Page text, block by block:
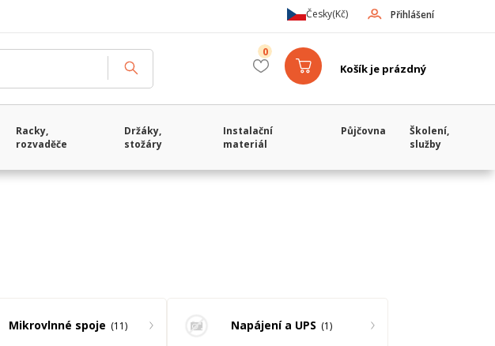
Přihlášení
Česky(Kč)
Košík je prázdný
0
Racky,
rozvaděče
Držáky,
stožáry
Instalační
materiál
Půjčovna
Školení,
služby
Mikrovlnné spoje 11 Napájení a UPS 1